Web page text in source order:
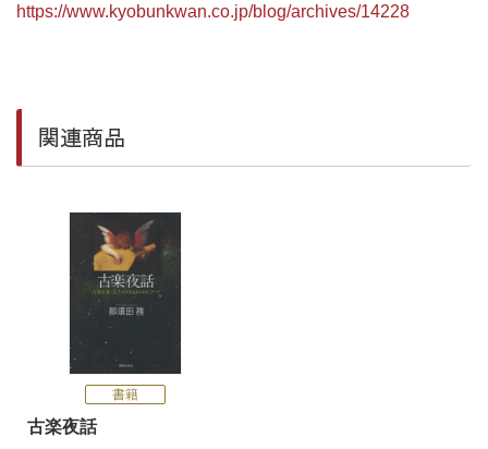
https://www.kyobunkwan.co.jp/blog/archives/14228
関連商品
書籍
古楽夜話